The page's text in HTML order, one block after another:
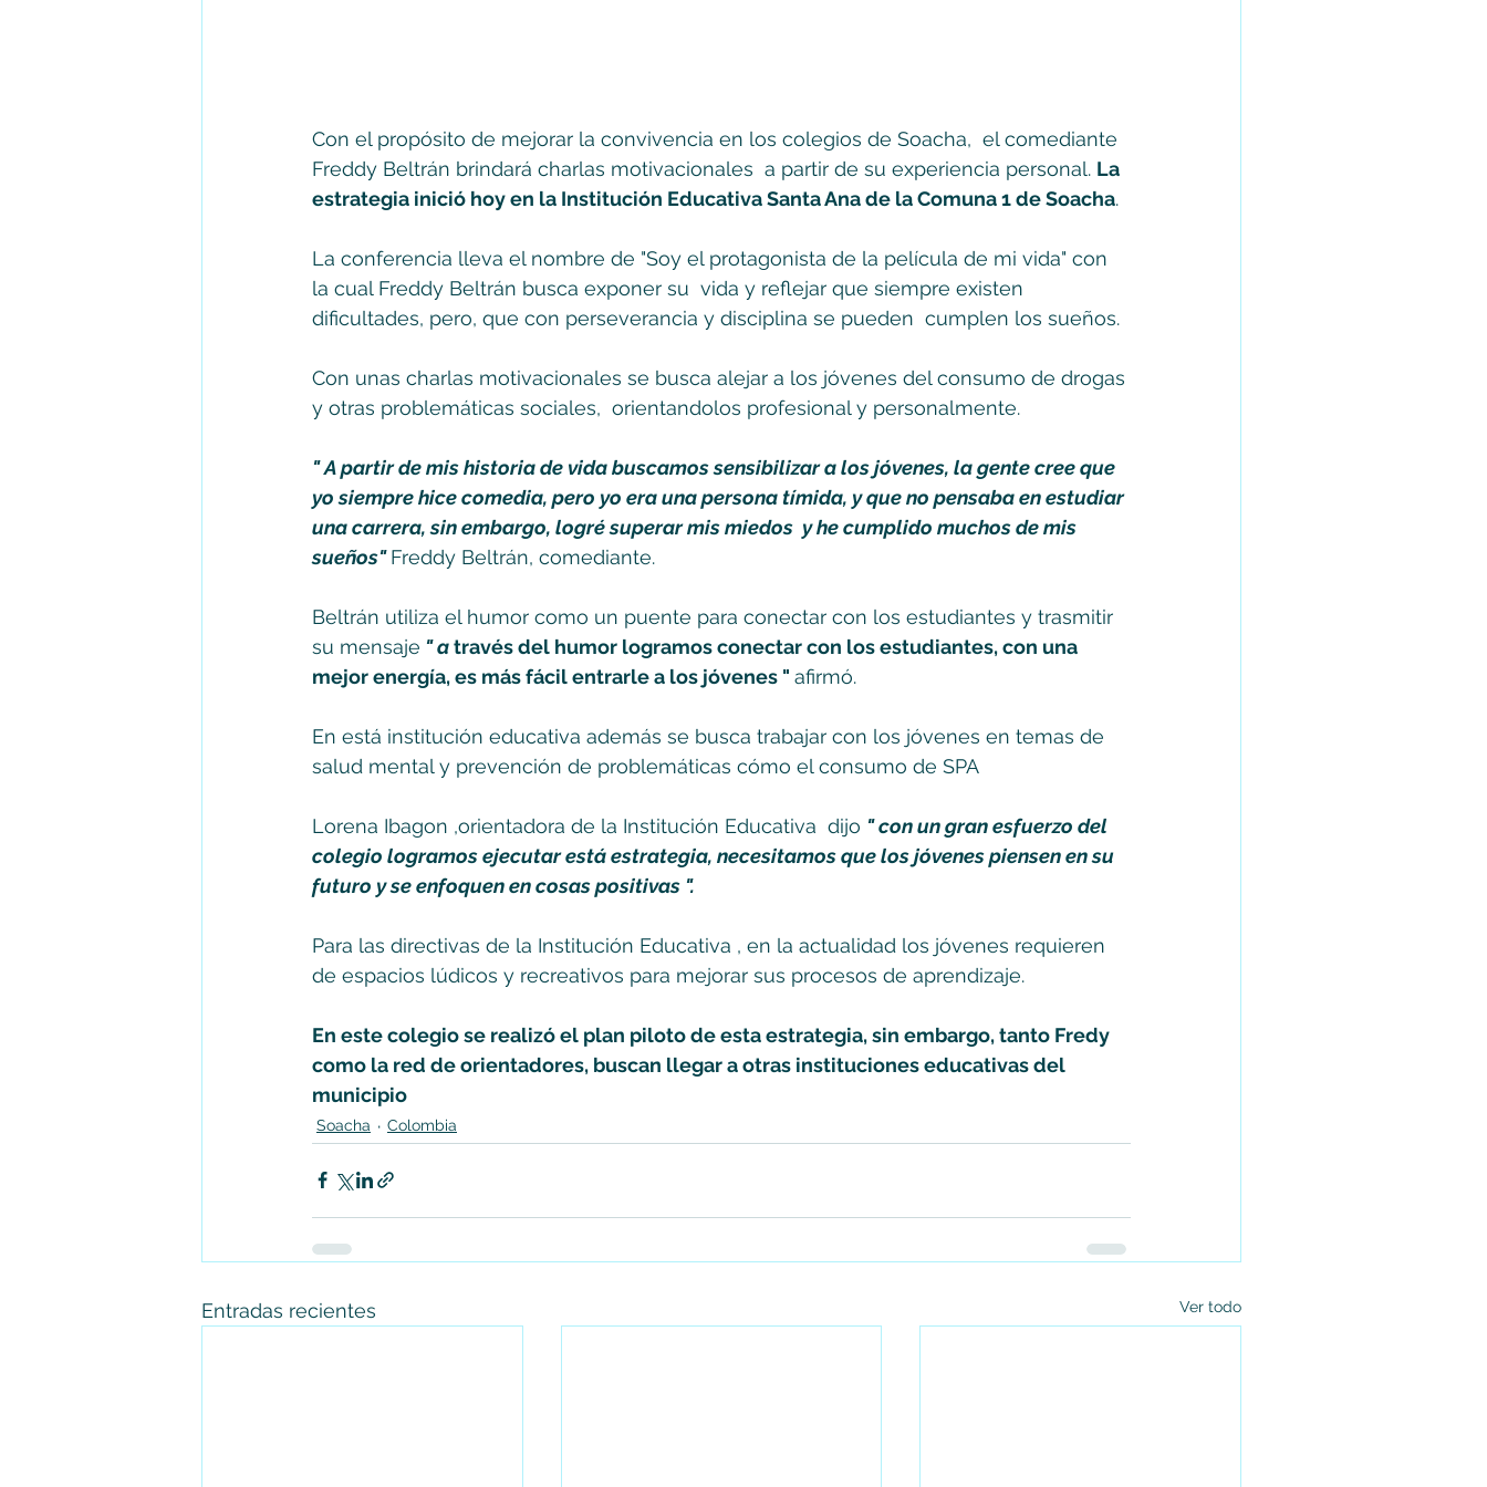
Con el propósito de mejorar la convivencia en los colegios de Soacha,  el comediante
Freddy Beltrán brindará charlas motivacionales  a partir de su experiencia personal. La
estrategia inició hoy en la Institución Educativa Santa Ana de la Comuna 1 de Soacha.
La conferencia lleva el nombre de "Soy el protagonista de la película de mi vida" con
la cual Freddy Beltrán busca exponer su  vida y reflejar que siempre existen
dificultades, pero, que con perseverancia y disciplina se pueden  cumplen los sueños.
Con unas charlas motivacionales se busca alejar a los jóvenes del consumo de drogas
y otras problemáticas sociales,  orientandolos profesional y personalmente.
" A partir de mis historia de vida buscamos sensibilizar a los jóvenes, la gente cree que
yo siempre hice comedia, pero yo era una persona tímida, y que no pensaba en estudiar
una carrera, sin embargo, logré superar mis miedos  y he cumplido muchos de mis
sueños" Freddy Beltrán, comediante.
Beltrán utiliza el humor como un puente para conectar con los estudiantes y trasmitir
su mensaje " a través del humor logramos conectar con los estudiantes, con una
mejor energía, es más fácil entrarle a los jóvenes " afirmó.
En está institución educativa además se busca trabajar con los jóvenes en temas de
salud mental y prevención de problemáticas cómo el consumo de SPA
Lorena Ibagon ,orientadora de la Institución Educativa  dijo " con un gran esfuerzo del
colegio logramos ejecutar está estrategia, necesitamos que los jóvenes piensen en su
futuro y se enfoquen en cosas positivas ".
Para las directivas de la Institución Educativa , en la actualidad los jóvenes requieren
de espacios lúdicos y recreativos para mejorar sus procesos de aprendizaje.
En este colegio se realizó el plan piloto de esta estrategia, sin embargo, tanto Fredy
como la red de orientadores, buscan llegar a otras instituciones educativas del
municipio
Soacha Colombia
Entradas recientes Ver todo